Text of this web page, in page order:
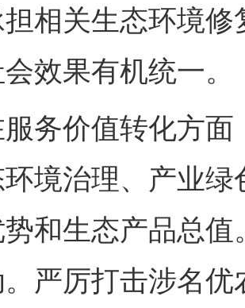
相关生态环境
效果有机统一。
价值转化方面
境治理、产业
和生态产品总
严厉打击涉名